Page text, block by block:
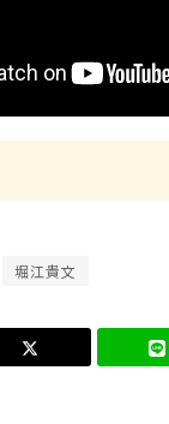
堀江貴文